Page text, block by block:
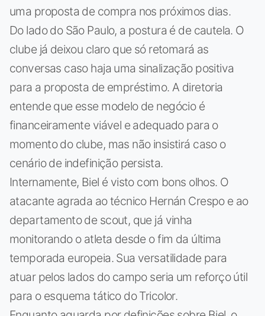
uma proposta de compra nos próximos dias.
Do lado do São Paulo, a postura é de cautela. O
clube já deixou claro que só retomará as
conversas caso haja uma sinalização positiva
para a proposta de empréstimo. A diretoria
entende que esse modelo de negócio é
financeiramente viável e adequado para o
momento do clube, mas não insistirá caso o
cenário de indefinição persista.
Internamente, Biel é visto com bons olhos. O
atacante agrada ao técnico Hernán Crespo e ao
departamento de scout, que já vinha
monitorando o atleta desde o fim da última
temporada europeia. Sua versatilidade para
atuar pelos lados do campo seria um reforço útil
para o esquema tático do Tricolor.